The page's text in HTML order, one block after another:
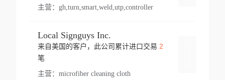
主营： gh,turn,smart,weld,utp,controller
Local Signguys Inc.
来自美国的客户，此公司累计进口交易 2
笔
主营： microfiber cleaning cloth